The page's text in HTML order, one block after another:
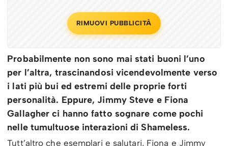
RIMUOVI PUBBLICITÀ
Probabilmente non sono mai stati buoni l’uno
per l’altra, trascinandosi vicendevolmente verso
i lati più bui ed estremi delle proprie forti
personalità. Eppure, Jimmy Steve e Fiona
Gallagher ci hanno fatto sognare come pochi
nelle tumultuose interazioni di Shameless.
Tutt’altro che esemplari e salutari, Fiona e Jimmy